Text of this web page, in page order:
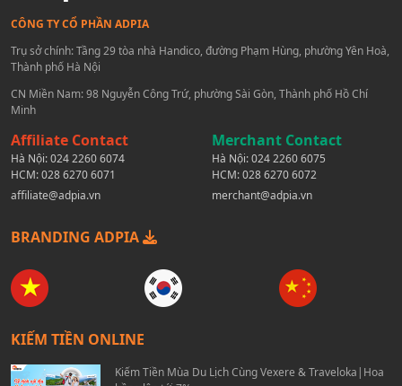
CÔNG TY CỔ PHẦN ADPIA
Trụ sở chính: Tầng 29 tòa nhà Handico, đường Phạm Hùng, phường Yên Hoà,
Thành phố Hà Nội
CN Miền Nam: 98 Nguyễn Công Trứ, phường Sài Gòn, Thành phố Hồ Chí
Minh
Affiliate Contact
Hà Nội:024 2260 6074
HCM:028 6270 6071
affiliate@adpia.vn
Merchant Contact
Hà Nội:024 2260 6075
HCM:028 6270 6072
merchant@adpia.vn
BRANDING ADPIA
KIẾM TIỀN ONLINE
Kiếm Tiền Mùa Du Lịch Cùng Vexere & Traveloka|Hoa